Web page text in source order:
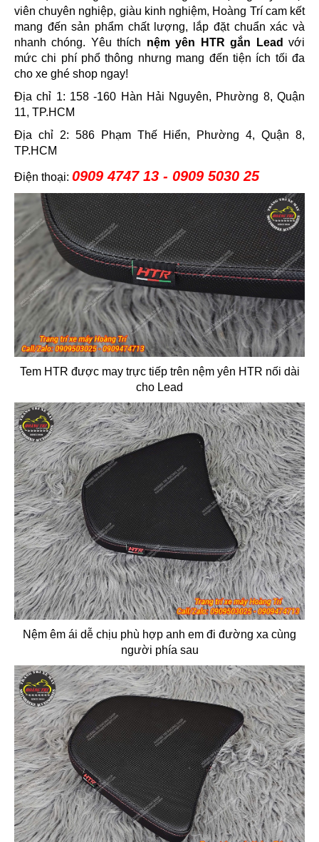
viên chuyên nghiệp, giàu kinh nghiệm, Hoàng Trí cam kết
mang đến sản phẩm chất lượng, lắp đặt chuẩn xác và
nhanh chóng. Yêu thích nệm yên HTR gắn Lead với
mức chi phí phổ thông nhưng mang đến tiện ích tối đa
cho xe ghé shop ngay!
Địa chỉ 1: 158 -160 Hàn Hải Nguyên, Phường 8, Quận
11, TP.HCM
Địa chỉ 2: 586 Phạm Thế Hiển, Phường 4, Quận 8,
TP.HCM
Điện thoại: 0909 4747 13 - 0909 5030 25
Tem HTR được may trực tiếp trên nệm yên HTR nối dài
cho Lead
Nệm êm ái dễ chịu phù hợp anh em đi đường xa cùng
người phía sau